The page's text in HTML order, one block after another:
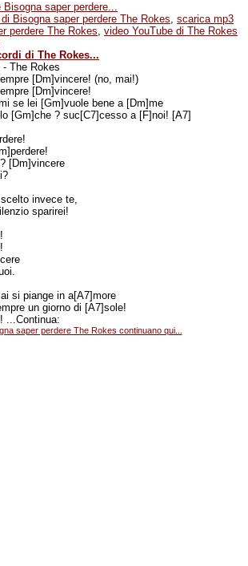
saper perdere...
Bisogna saper perdere The Rokes, scarica mp3
perdere The Rokes, video YouTube di The Rokes
di The Rokes...
- The Rokes
[Dm]vincere! (no, mai!)
[Dm]vincere!
se lei [Gm]vuole bene a [Dm]me
[Gm]che ? suc[C7]cesso a [F]noi! [A7]
[Dm]vincere
invece te,
sparirei!
si piange in a[A7]more
un giorno di [A7]sole!
...Continua:
saper perdere The Rokes continuano qui...